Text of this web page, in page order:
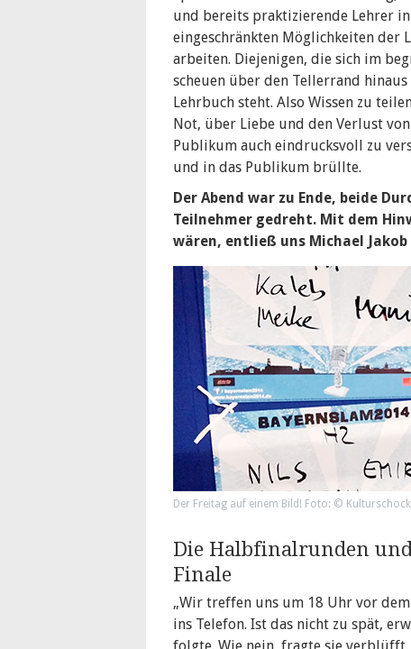
und bereits praktizierende Lehrer
eingeschränkten Möglichkeiten der
arbeiten. Diejenigen, die sich im
scheuen über den Tellerrand
Lehrbuch steht. Also Wissen zu
Not, über Liebe und den Verlust
Publikum auch eindrucksvoll zu
und in das Publikum brüllte.
Der Abend war zu Ende, beide
Teilnehmer gedreht. Mit dem
wären, entließ uns Michael
Der Freitag auf einem Bild! Foto: © Kulturschock
Die Halbfinalrunden
Finale
„Wir treffen uns um 18 Uhr vor
ins Telefon. Ist das nicht zu spät,